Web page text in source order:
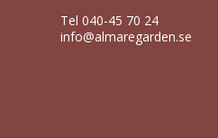
Tel040-45 70 24
info@almaregarden.se